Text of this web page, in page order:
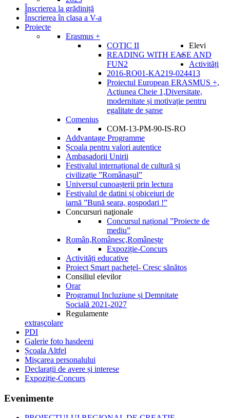
Înscrierea la grădiniță
Înscrierea în clasa a V-a
Proiecte
Erasmus +
COTIC II
READING WITH EASE AND
FUN2
2016-RO01-KA219-024413
Proiectul European ERASMUS +,
Acţiunea Cheie 1,Diversitate,
modernitate și motivație pentru
egalitate de șanse
Comenius
COM-13-PM-90-IS-RO
Addvantage Programme
Școala pentru valori autentice
Ambasadorii Unirii
Festivalul internațional de cultură și
civilizație ”Românașul”
Universul cunoașterii prin lectura
Festivalul de datini și obiceiuri de
iarnă ”Bună seara, gospodari !”
Concursuri naţionale
Concursul național ”Proiecte de
mediu”
Român,Românesc,Românește
Expoziție-Concurs
Activități educative
Proiect Smart pachețel- Cresc sănătos
Elevi
Consiliul elevilor
Orar
Programul Incluziune și Demnitate
Socială 2021-2027
Regulamente
Activități
extrașcolare
PDI
Galerie foto hasdeeni
Școala Altfel
Mișcarea personalului
Declarații de avere și interese
Expoziție-Concurs
Evenimente